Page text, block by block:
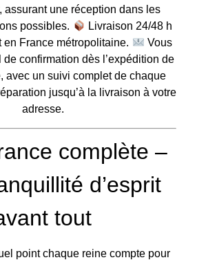
assurant une réception dans les
possibles.
Livraison 24/48 h
en France métropolitaine.
Vous
confirmation dès l’expédition de
avec un suivi complet de chaque
jusqu’à la livraison à votre
adresse.
complète –
d’esprit
tout
point chaque reine compte pour